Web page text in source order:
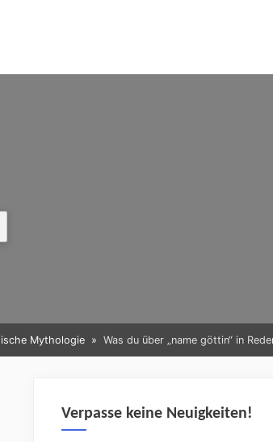
Mythologie Was du über „name göttin“ in
Verpasse keine Neuigkeiten!